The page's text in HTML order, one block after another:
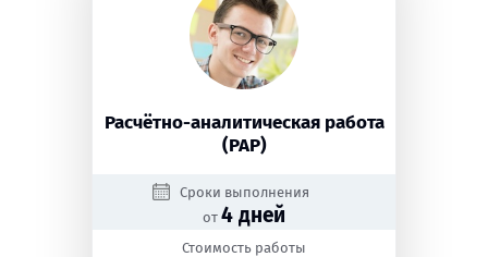
Расчётно-аналитическая работа
(РАР)
Сроки выполнения
от 4 дней
Стоимость работы